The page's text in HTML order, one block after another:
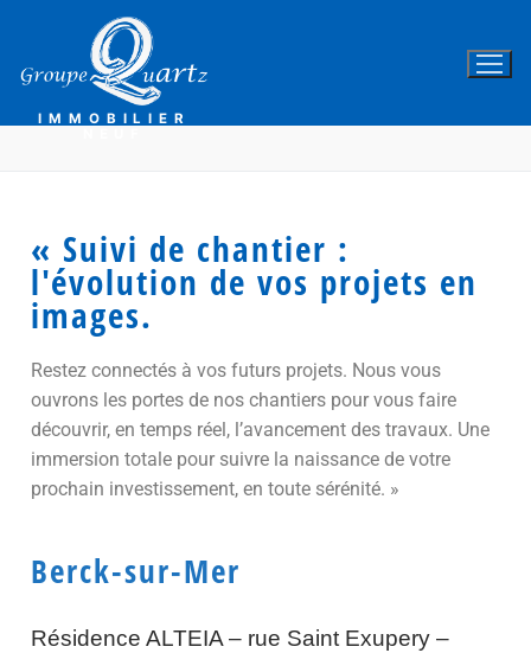
IMMOBILIER
« Suivi de chantier :
l'évolution de vos projets en
images.
Restez connectés à vos futurs projets. Nous vous
ouvrons les portes de nos chantiers pour vous faire
découvrir, en temps réel, l’avancement des travaux. Une
immersion totale pour suivre la naissance de votre
prochain investissement, en toute sérénité. »
Berck-sur-Mer
Résidence ALTEIA – rue Saint Exupery –